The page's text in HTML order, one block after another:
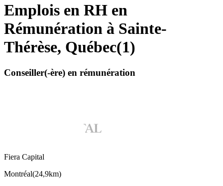
Emplois en RH en
Rémunération à Sainte-
Thérèse, Québec(1)
Conseiller(-ère) en rémunération
Fiera Capital
Montréal(24,9km)